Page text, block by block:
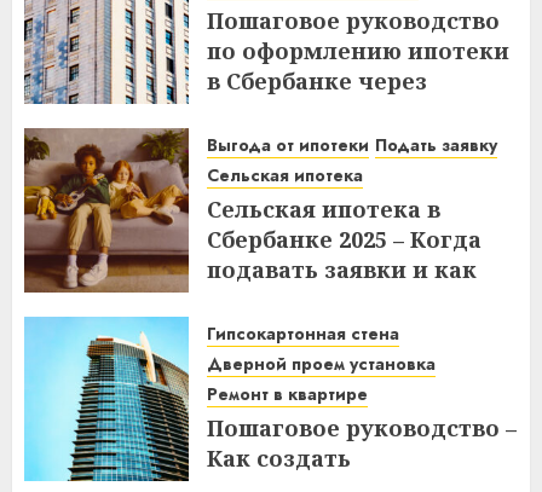
18.12.2025
Пошаговое руководство
по оформлению ипотеки
в Сбербанке через
советы
08.12.2025
Выгода от ипотеки Подать заявку
Сельская ипотека
Сельская ипотека в
Сбербанке 2025 – Когда
подавать заявки и как
03.12.2025
Гипсокартонная стена
Дверной проем установка
Ремонт в квартире
Пошаговое руководство –
Как создать